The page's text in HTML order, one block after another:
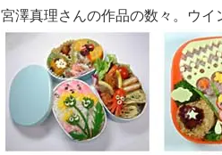
宮澤真理さんの作品の数々。ウイ